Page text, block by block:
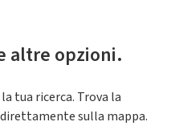
altre opzioni.
tua ricerca. Trova la
sulla mappa.